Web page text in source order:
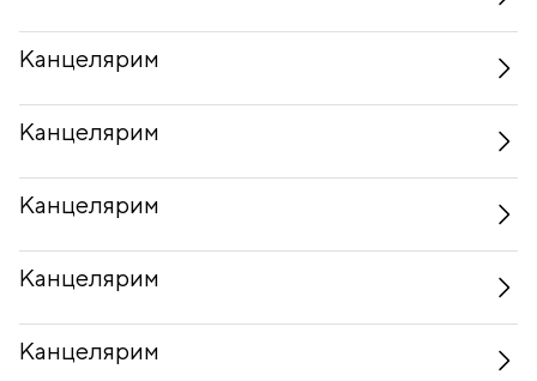
Канцелярим
Канцелярим
Канцелярим
Канцелярим
Канцелярим